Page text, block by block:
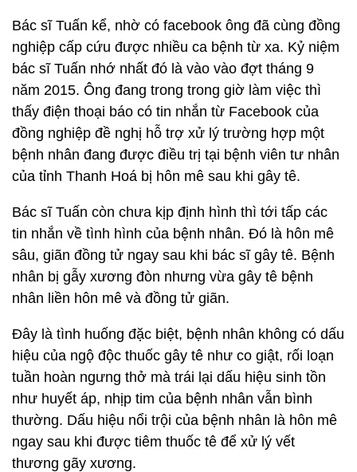
Bác sĩ Tuấn kể, nhờ có facebook ông đã cùng đồng
nghiệp cấp cứu được nhiều ca bệnh từ xa. Kỷ niệm
bác sĩ Tuấn nhớ nhất đó là vào vào đợt tháng 9
năm 2015. Ông đang trong trong giờ làm việc thì
thấy điện thoại báo có tin nhắn từ Facebook của
đồng nghiệp đề nghị hỗ trợ xử lý trường hợp một
bệnh nhân đang được điều trị tại bệnh viên tư nhân
của tỉnh Thanh Hoá bị hôn mê sau khi gây tê.
Bác sĩ Tuấn còn chưa kịp định hình thì tới tấp các
tin nhắn về tình hình của bệnh nhân. Đó là hôn mê
sâu, giãn đồng tử ngay sau khi bác sĩ gây tê. Bệnh
nhân bị gẫy xương đòn nhưng vừa gây tê bệnh
nhân liền hôn mê và đồng tử giãn.
Đây là tình huống đặc biệt, bệnh nhân không có dấu
hiệu của ngộ độc thuốc gây tê như co giật, rối loạn
tuần hoàn ngưng thở mà trái lại dấu hiệu sinh tồn
như huyết áp, nhịp tim của bệnh nhân vẫn bình
thường. Dấu hiệu nổi trội của bệnh nhân là hôn mê
ngay sau khi được tiêm thuốc tê để xử lý vết
thương gãy xương.